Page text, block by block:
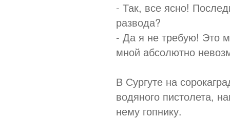
- Так, все ясно!
развода?
- Да я не требую! Это
мной абсолютно
В Сургуте на
водяного пистолета,
нему гопнику.